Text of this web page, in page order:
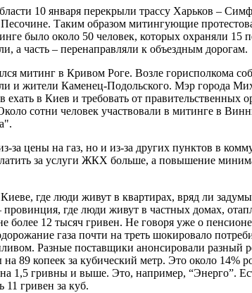
10 января перекрыли трассу Харьков –
Таким образом митингующие
было около 50 человек, которых охраняли 15
а часть – перенаправляли к объездным дорогам.
митинг в Кривом Роге. Возле горисполкома
и жители Каменец-Подольского. Мэр города
ехать в Киев и требовать от правительственных
сотни человек участвовали в митинге в
за цены на газ, но и из-за других пунктов в
за услуги ЖКХ больше, а повышение
где люди живут в квартирах, вряд ли
провинция, где люди живут в частных домах,
более 12 тысяч гривен. Не говоря уже о
газа почти на треть шокировало
Разные поставщики анонсировали разный
89 копеек за кубический метр. Это около 14%
1,5 гривны и выше. Это, например, “Энерго”.
11 гривен за куб.